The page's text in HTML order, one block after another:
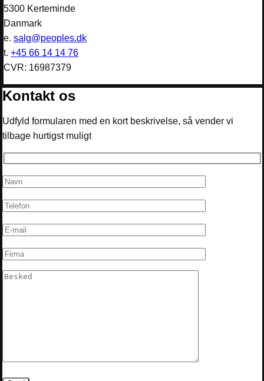
5300 Kerteminde
Danmark
e. salg@peoples.dk
t. +45 66 14 14 76
CVR: 16987379
Kontakt os
Udfyld formularen med en kort beskrivelse, så vender vi
tilbage hurtigst muligt